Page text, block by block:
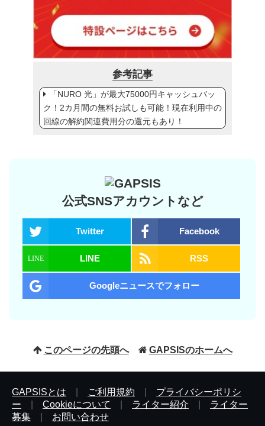
参考記事
「NURO 光」が最大75000円キャッシュバッ
ク！2カ月間の無料お試しも可能！現在利用中の
回線の解約関連費用分の還元もあり！
公式SNSアカウントなど
Twitter Facebook
LINE RSS
Googleニュースでフォロー
このページの先頭へ GAPSISのホームへ
GAPSISとは ご利用規約
プライバシーポリシ
ー
Cookieについて ライター紹介
ライター
募集
お問い合わせ